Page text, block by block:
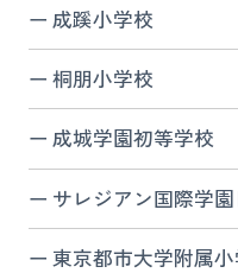
成蹊小学校
桐朋小学校
成城学園初等学校
サレジアン国際学
東京都市大学附属